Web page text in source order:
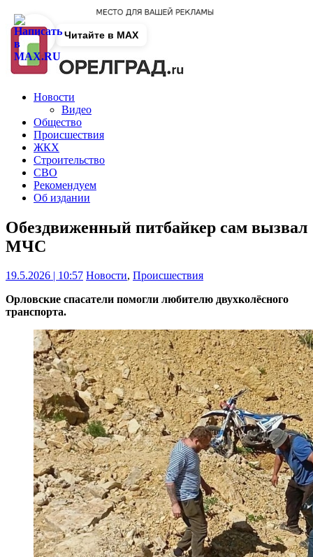
Новости
Видео
Общество
Происшествия
ЖКХ
Строительство
СВО
Рекомендуем
Об издании
Обездвиженный питбайкер сам вызвал
МЧС
19.5.2026 | 10:57 Новости, Происшествия
Орловские спасатели помогли любителю двухколёсного
транспорта.
Читайте в MAX